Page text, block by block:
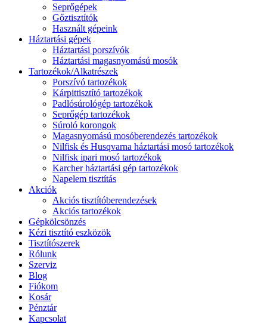
Seprőgépek
Gőztisztítók
Használt gépeink
Háztartási gépek
Háztartási porszívók
Háztartási magasnyomású mosók
Tartozékok/Alkatrészek
Porszívó tartozékok
Kárpittisztító tartozékok
Padlósúrológép tartozékok
Seprőgép tartozékok
Súroló korongok
Magasnyomású mosóberendezés tartozékok
Nilfisk és Husqvarna háztartási mosó tartozékok
Nilfisk ipari mosó tartozékok
Karcher háztartási gép tartozékok
Napelem tisztítás
Akciók
Akciós tisztítóberendezések
Akciós tartozékok
Gépkölcsönzés
Kézi tisztító eszközök
Tisztítószerek
Rólunk
Szerviz
Blog
Fiókom
Kosár
Pénztár
Kapcsolat